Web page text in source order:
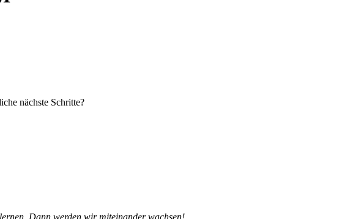
nächste Schritte?
Dann werden wir miteinander wachsen!